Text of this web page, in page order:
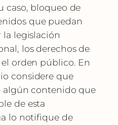
caso, bloqueo de
que puedan
la legislación
los derechos de
orden público. En
considere que
algún contenido que
de esta
lo notifique de